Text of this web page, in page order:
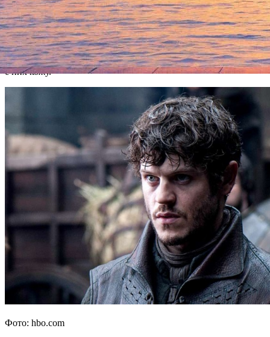
Персонаж Реона — Рамси Сноу (или Рамси Болтон) —
известен публике как муж Сансы Старк. Он издевается над
героиней, в результате она скармливает Сноу его же
собственным псам. Проявлять жестокость Рамси начинает с
первого же появления на экране: он пытает других
персонажей с особой изобретательностью, например, снимает
с них кожу.
Фото: hbo.com